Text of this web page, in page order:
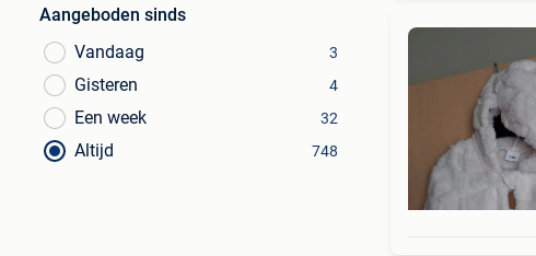
Aangeboden sinds
Vandaag
3
Gisteren 4
Een week 32
Altijd 748